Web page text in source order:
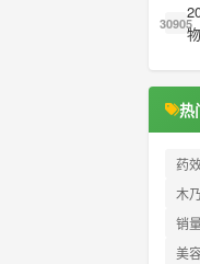
30905
热
药
木
销
美